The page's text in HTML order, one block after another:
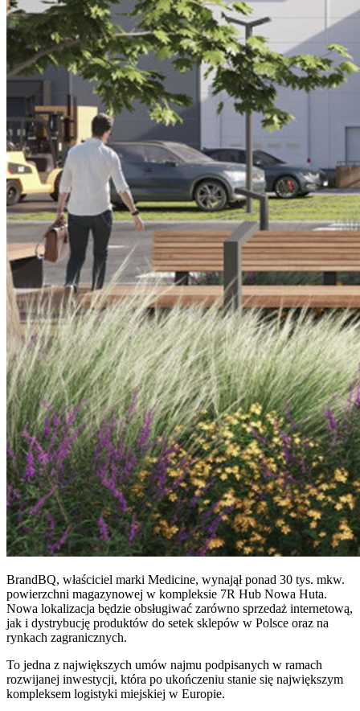
BrandBQ, właściciel marki Medicine, wynajął ponad 30 tys. mkw.
powierzchni magazynowej w kompleksie 7R Hub Nowa Huta.
Nowa lokalizacja będzie obsługiwać zarówno sprzedaż internetową,
jak i dystrybucję produktów do setek sklepów w Polsce oraz na
rynkach zagranicznych.
To jedna z największych umów najmu podpisanych w ramach
rozwijanej inwestycji, która po ukończeniu stanie się największym
kompleksem logistyki miejskiej w Europie.